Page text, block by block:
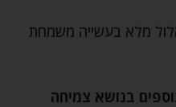
מלא בעשייה משמחת
בנושא צמיחה